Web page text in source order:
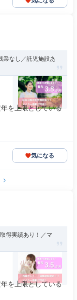
業なし／託児施設あ
を上限としている
気になる
得実績あり！／マ
を上限としている